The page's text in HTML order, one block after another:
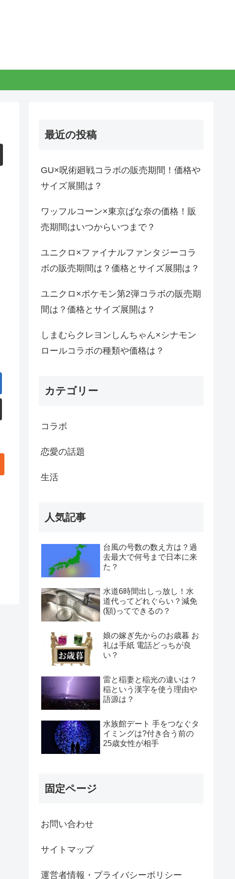
最近の投稿
GU×呪術廻戦コラボの販売期間！価格や
サイズ展開は？
ワッフルコーン×東京ばな奈の価格！販
売期間はいつからいつまで？
ユニクロ×ファイナルファンタジーコラ
ボの販売期間は？価格とサイズ展開は？
ユニクロ×ポケモン第2弾コラボの販売期
間は？価格とサイズ展開は？
しまむらクレヨンしんちゃん×シナモン
ロールコラボの種類や価格は？
カテゴリー
コラボ
恋愛の話題
生活
人気記事
台風の号数の数え方は？過
去最大で何号まで日本に来
た？
水道6時間出しっ放し！水
道代ってどれぐらい？減免
(額)ってできるの？
娘の嫁ぎ先からのお歳暮 お
礼は手紙 電話どっちが良
い？
雷と稲妻と稲光の違いは？
稲という漢字を使う理由や
語源は？
水族館デート 手をつなぐタ
イミングは?付き合う前の
25歳女性が相手
固定ページ
お問い合わせ
サイトマップ
運営者情報・プライバシーポリシー